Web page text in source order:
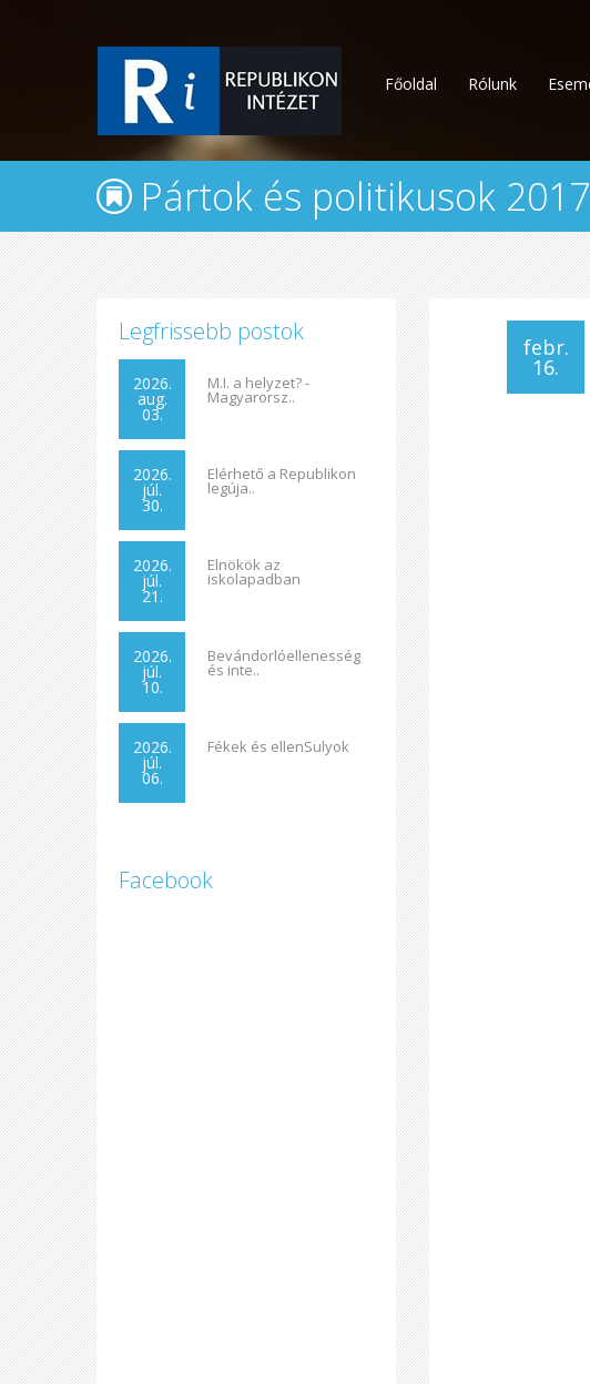
Rólunk
Főoldal
Pártok és politikusok
Legfrissebb postok
2026.
aug.
03.
M.I. a helyzet? -
Magyarorsz..
2026.
júl.
30.
Elérhető a Republikon
legúja..
2026.
júl.
21.
Elnökök az
iskolapadban
2026.
júl.
10.
Bevándorlóellenesség
és inte..
2026.
júl.
06.
Fékek és ellenSulyok
Facebook
febr.
16.